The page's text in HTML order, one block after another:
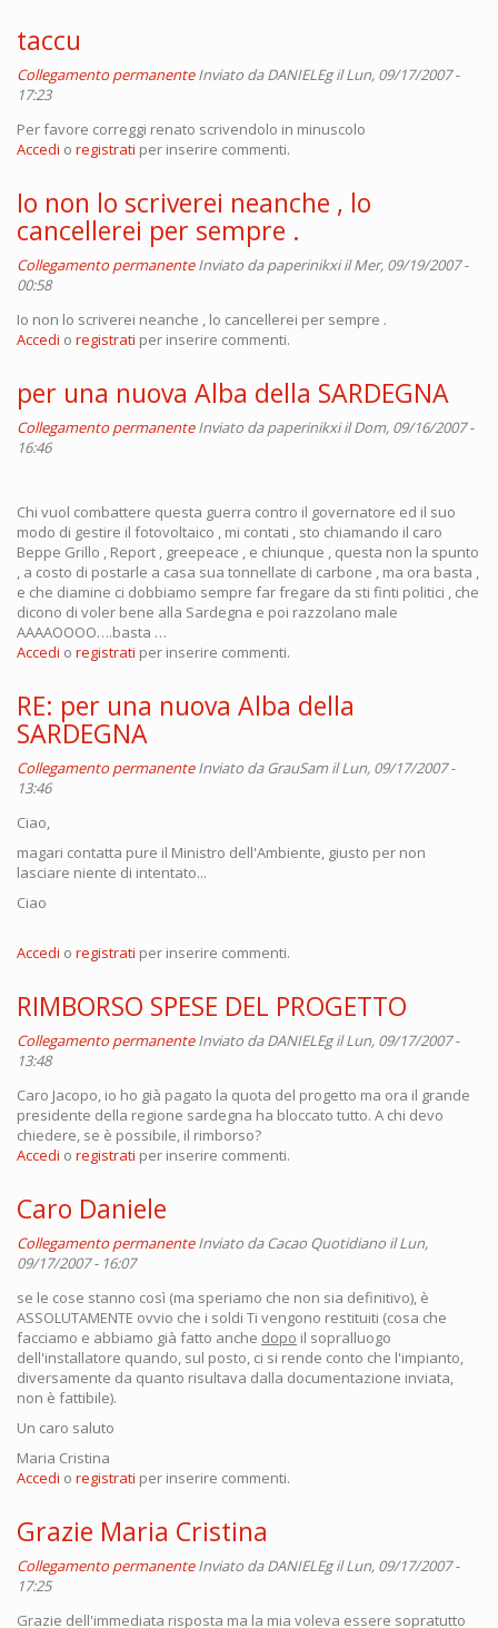
taccu
Collegamento permanente Inviato daDANIELEgil Lun, 09/17/2007 -
17:23
Per favore correggi renato scrivendolo in minuscolo
Accedi o registrati per inserire commenti.
Io non lo scriverei neanche , lo
cancellerei per sempre .
Collegamento permanente Inviato dapaperinikxiil Mer, 09/19/2007 -
00:58
Io non lo scriverei neanche , lo cancellerei per sempre .
Accedi o registrati per inserire commenti.
per una nuova Alba della SARDEGNA
Collegamento permanente Inviato dapaperinikxiil Dom, 09/16/2007 -
16:46
Chi vuol combattere questa guerra contro il governatore ed il suo
modo di gestire il fotovoltaico , mi contati , sto chiamando il caro
Beppe Grillo , Report , greepeace , e chiunque , questa non la spunto
, a costo di postarle a casa sua tonnellate di carbone , ma ora basta ,
e che diamine ci dobbiamo sempre far fregare da sti finti politici , che
dicono di voler bene alla Sardegna e poi razzolano male
AAAAOOOO….basta …
Accedi o registrati per inserire commenti.
RE: per una nuova Alba della
SARDEGNA
Collegamento permanente Inviato daGrauSamil Lun, 09/17/2007 -
13:46
Ciao,
magari contatta pure il Ministro dell'Ambiente, giusto per non
lasciare niente di intentato...
Ciao
Accedi o registrati per inserire commenti.
RIMBORSO SPESE DEL PROGETTO
Collegamento permanente Inviato daDANIELEgil Lun, 09/17/2007 -
13:48
Caro Jacopo, io ho già pagato la quota del progetto ma ora il grande
presidente della regione sardegna ha bloccato tutto. A chi devo
chiedere, se è possibile, il rimborso?
Accedi o registrati per inserire commenti.
Caro Daniele
Collegamento permanente Inviato daCacao Quotidiano il Lun,
09/17/2007 - 16:07
se le cose stanno così (ma speriamo che non sia definitivo), è
ASSOLUTAMENTE ovvio che i soldi Ti vengono restituiti (cosa che
facciamo e abbiamo già fatto anche dopo il sopralluogo
dell'installatore quando, sul posto, ci si rende conto che l'impianto,
diversamente da quanto risultava dalla documentazione inviata,
non è fattibile).
Un caro saluto
Maria Cristina
Accedi o registrati per inserire commenti.
Grazie Maria Cristina
Collegamento permanente Inviato daDANIELEgil Lun, 09/17/2007 -
17:25
Grazie dell'immediata risposta ma la mia voleva essere sopratutto